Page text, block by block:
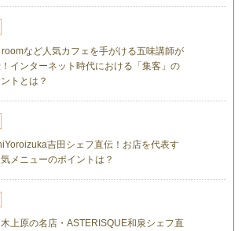
など人気カフェを手がける五味講師が
インターネット時代における「集客」の
トとは？
吉田シェフ直伝！お店を代表す
メニューのポイントは？
上原の名店・ASTERISQUE和泉シェフ直